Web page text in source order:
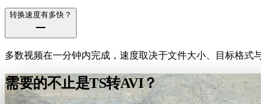
转换速度有多快？
多数视频在一分钟内完成，速度取决于文件大小、目标格式
需要的不止是TS转AVI？